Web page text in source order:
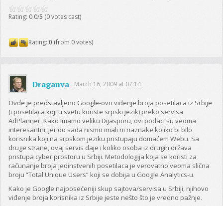
Rating: 0.0/5 (0 votes cast)
Rating:0 (from 0 votes)
Draganva March 16, 2009 at 07:14
Ovde je predstavljeno Google-ovo viđenje broja posetilaca iz Srbije
(i posetilaca koji u svetu koriste srpski jezik) preko servisa
AdPlanner. Kako imamo veliku Dijasporu, ovi podaci su veoma
interesantni, jer do sada nismo imali ni naznake koliko bi bilo
korisnika koji na srpskom jeziku pristupaju domaćem Webu. Sa
druge strane, ovaj servis daje i koliko osoba iz drugih država
pristupa cyber prostoru u Srbiji. Metodologija koja se koristi za
računanje broja jedinstvenih posetilaca je verovatno veoma slična
broju “Total Unique Users” koji se dobija u Google Analytics-u.
Kako je Google najposećeniji skup sajtova/servisa u Srbiji, njihovo
viđenje broja korisnika iz Srbije jeste nešto što je vredno pažnje.